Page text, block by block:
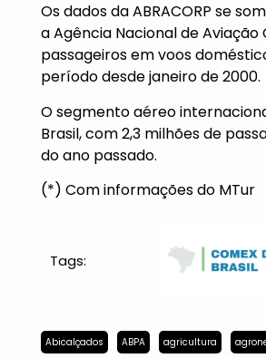
Os dados da ABRACORP se
a Agência Nacional de
passageiros em voos
período desde janeiro de 2000.
O segmento aéreo
Brasil, com 2,3 milhões de
do ano passado.
(*) Com informações do MTur
Tags:
Abicalçados ABPA agricultura